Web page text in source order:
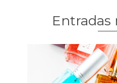
Entradas